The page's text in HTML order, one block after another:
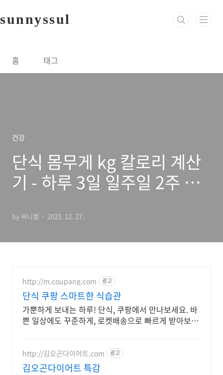
sunnyssul
홈 태그
건강
단식 몸무게 kg 칼로리 계산
기 - 하루 3일 일주일 2주 후
by 써니썰 2023. 12. 27.
http://m.coupang.com 광고
단식 쿠팡 스마트한 식습관
가뿐하게 보내는 하루! 단식, 쿠팡에서 만나보세요. 바
쁜 일상에도 꾸준하게, 로켓배송으로 빠르게 받아보세
http://김오곤다이어트.com 광고
김오곤다이어트 특감